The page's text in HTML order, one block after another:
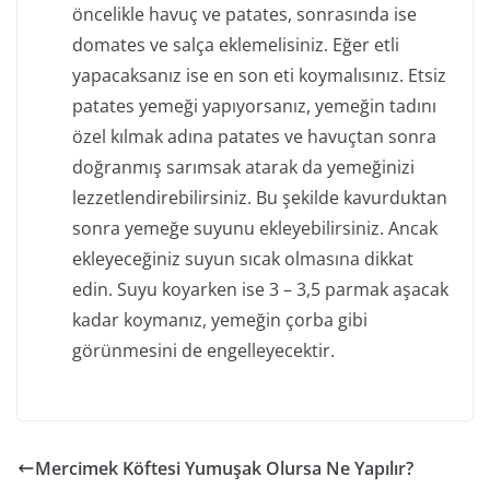
öncelikle havuç ve patates, sonrasında ise
domates ve salça eklemelisiniz. Eğer etli
yapacaksanız ise en son eti koymalısınız. Etsiz
patates yemeği yapıyorsanız, yemeğin tadını
özel kılmak adına patates ve havuçtan sonra
doğranmış sarımsak atarak da yemeğinizi
lezzetlendirebilirsiniz. Bu şekilde kavurduktan
sonra yemeğe suyunu ekleyebilirsiniz. Ancak
ekleyeceğiniz suyun sıcak olmasına dikkat
edin. Suyu koyarken ise 3 – 3,5 parmak aşacak
kadar koymanız, yemeğin çorba gibi
görünmesini de engelleyecektir.
Mercimek Köftesi Yumuşak Olursa Ne Yapılır?